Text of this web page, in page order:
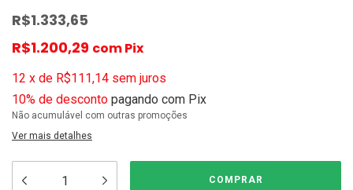
R$1.333,65
R$1.200,29 comPix
12 x de R$111,14 sem juros
10% de desconto pagando com Pix
Não acumulável com outras promoções
Ver mais detalhes